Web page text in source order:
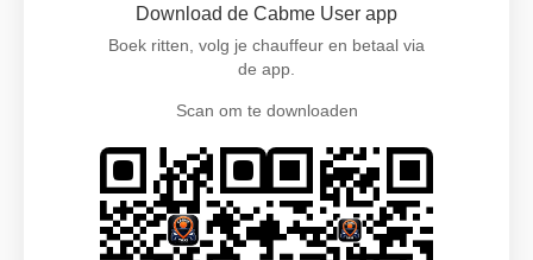
Download de Cabme User app
Boek ritten, volg je chauffeur en betaal via
de app.
Scan om te downloaden